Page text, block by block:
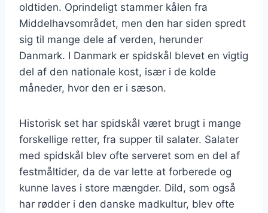
oldtiden. Oprindeligt stammer kålen fra
Middelhavsområdet, men den har siden spredt
sig til mange dele af verden, herunder
Danmark. I Danmark er spidskål blevet en vigtig
del af den nationale kost, især i de kolde
måneder, hvor den er i sæson.
Historisk set har spidskål været brugt i mange
forskellige retter, fra supper til salater. Salater
med spidskål blev ofte serveret som en del af
festmåltider, da de var lette at forberede og
kunne laves i store mængder. Dild, som også
har rødder i den danske madkultur, blev ofte